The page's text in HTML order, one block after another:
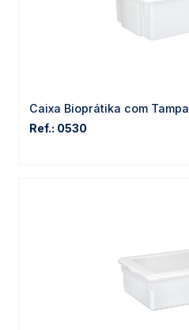
Caixa Bioprátika com Tampa
Ref.: 0530